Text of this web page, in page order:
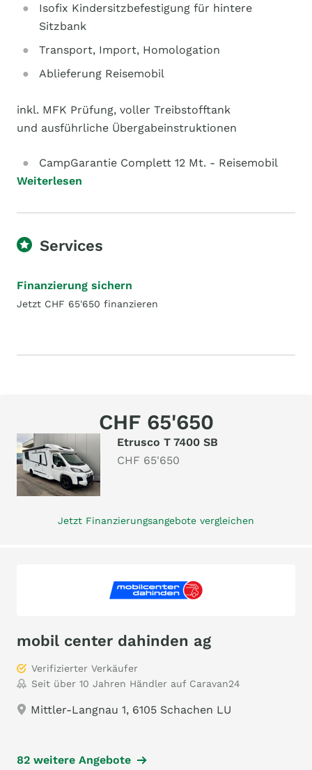
Isofix Kindersitzbefestigung für hintere
Sitzbank
Transport, Import, Homologation
Ablieferung Reisemobil
inkl. MFK Prüfung, voller Treibstofftank
und ausführliche Übergabeinstruktionen
CampGarantie Complett 12 Mt. - Reisemobil
Weiterlesen
Services
Finanzierung sichern
Jetzt CHF 65'650 finanzieren
CHF 65'650
Etrusco T 7400 SB
CHF 65'650
Jetzt Finanzierungsangebote vergleichen
mobil center dahinden ag
Verifizierter Verkäufer
Seit über 10 Jahren Händler auf Caravan24
Mittler-Langnau 1, 6105 Schachen LU
82 weitere Angebote